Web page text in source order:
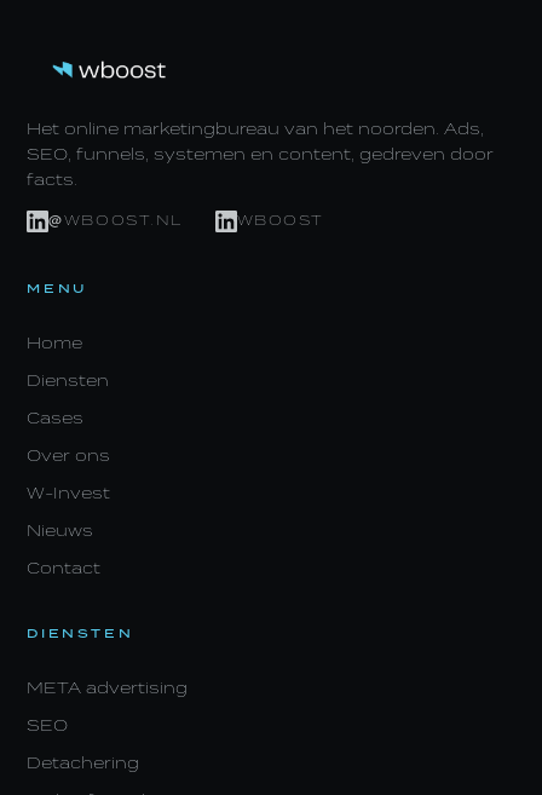
Het online marketingbureau van het noorden. Ads,
SEO, funnels, systemen en content, gedreven door
facts.
@WBOOST.NL WBOOST
MENU
Home
Diensten
Cases
Over ons
W-Invest
Nieuws
Contact
DIENSTEN
META advertising
SEO
Detachering